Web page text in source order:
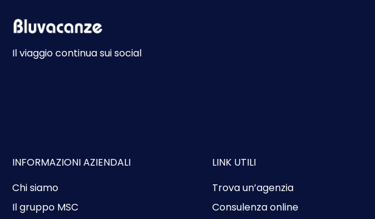
Il viaggio continua sui social
INFORMAZIONI AZIENDALI
Chi siamo
Il gruppo MSC
LINK UTILI
Trova un’agenzia
Consulenza online